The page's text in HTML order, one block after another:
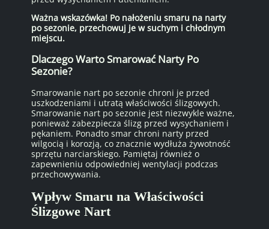
Ważna wskazówka! Po nałożeniu smaru na narty
po sezonie, przechowuj je w suchym i chłodnym
miejscu.
Dlaczego Warto Smarować Narty Po
Sezonie?
Smarowanie nart po sezonie chroni je przed
uszkodzeniami i utratą właściwości ślizgowych.
Smarowanie nart po sezonie jest niezwykle ważne,
ponieważ zabezpiecza ślizg przed wysychaniem i
pękaniem. Ponadto smar chroni narty przed
wilgocią i korozją, co znacznie wydłuża żywotność
sprzętu narciarskiego. Pamiętaj również o
zapewnieniu odpowiedniej wentylacji podczas
przechowywania.
Wpływ Smaru na Właściwości
Ślizgowe Nart